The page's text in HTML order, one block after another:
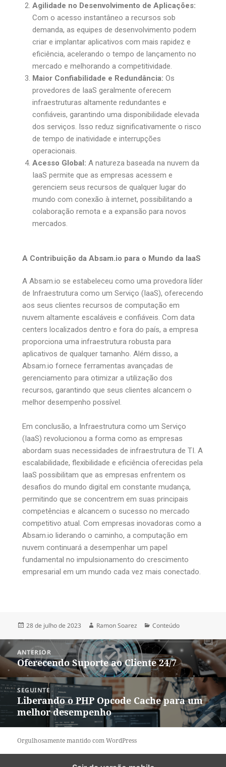
Agilidade no Desenvolvimento de Aplicações:
Com o acesso instantâneo a recursos sob
demanda, as equipes de desenvolvimento podem
criar e implantar aplicativos com mais rapidez e
eficiência, acelerando o tempo de lançamento no
mercado e melhorando a competitividade.
Maior Confiabilidade e Redundância: Os
provedores de IaaS geralmente oferecem
infraestruturas altamente redundantes e
confiáveis, garantindo uma disponibilidade elevada
dos serviços. Isso reduz significativamente o risco
de tempo de inatividade e interrupções
operacionais.
Acesso Global: A natureza baseada na nuvem da
IaaS permite que as empresas acessem e
gerenciem seus recursos de qualquer lugar do
mundo com conexão à internet, possibilitando a
colaboração remota e a expansão para novos
mercados.
A Contribuição da Absam.io para o Mundo da IaaS
A Absam.io se estabeleceu como uma provedora líder
de Infraestrutura como um Serviço (IaaS), oferecendo
aos seus clientes recursos de computação em
nuvem altamente escaláveis e confiáveis. Com data
centers localizados dentro e fora do país, a empresa
proporciona uma infraestrutura robusta para
aplicativos de qualquer tamanho. Além disso, a
Absam.io fornece ferramentas avançadas de
gerenciamento para otimizar a utilização dos
recursos, garantindo que seus clientes alcancem o
melhor desempenho possível.
Em conclusão, a Infraestrutura como um Serviço
(IaaS) revolucionou a forma como as empresas
abordam suas necessidades de infraestrutura de TI. A
escalabilidade, flexibilidade e eficiência oferecidas pela
IaaS possibilitam que as empresas enfrentem os
desafios do mundo digital em constante mudança,
permitindo que se concentrem em suas principais
competências e alcancem o sucesso no mercado
competitivo atual. Com empresas inovadoras como a
Absam.io liderando o caminho, a computação em
nuvem continuará a desempenhar um papel
fundamental no impulsionamento do crescimento
empresarial em um mundo cada vez mais conectado.
28 de julho de 2023 Ramon Soarez Conteúdo
ANTERIOR
Oferecendo Suporte ao Cliente 24/7
SEGUINTE
Liberando o PHP Opcode Cache para um
melhor desempenho
Orgulhosamente mantido com WordPress